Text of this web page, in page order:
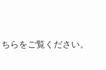
らをご覧ください。